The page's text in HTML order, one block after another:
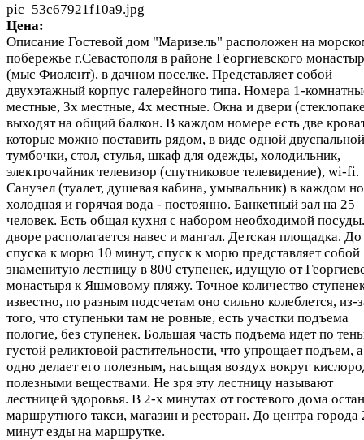
pic_53c67921f10a9.jpg
Цена:
Описание Гостевой дом "Маризель" расположен на
побережье г.Севастополя в районе Георгиевского
(мыс Фиолент), в дачном поселке. Представляет собой
двухэтажный корпус галерейного типа. Номера 1-
местные, 3х местные, 4х местные. Окна и двери
выходят на общий балкон. В каждом номере есть две
которые можно поставить рядом, в виде одной
тумбочки, стол, стулья, шкаф для одежды, холодильник,
электрочайник телевизор (спутниковое телевидение), wi-fi.
Санузел (туалет, душевая кабина, умывальник) в каждом
холодная и горячая вода - постоянно. Банкетный зал на 25
человек. Есть общая кухня с набором необходимой
дворе располагается навес и мангал. Детская площадка. До
спуска к морю 10 минут, спуск к морю представляет собой
знаменитую лестницу в 800 ступенек, идущую от
монастыря к Яшмовому пляжу. Точное количество
известно, по разным подсчетам оно сильно колеблется, из-
того, что ступеньки там не ровные, есть участки подъема
пологие, без ступенек. Большая часть подъема идет по
густой реликтовой растительности, что упрощает подъем,
одно делает его полезным, насыщая воздух вокруг
полезными веществами. Не зря эту лестницу называют
лестницей здоровья. В 2-х минутах от гостевого дома
маршрутного такси, магазин и ресторан. До центра города
минут езды на маршрутке.